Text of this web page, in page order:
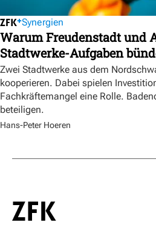
Synergien
Warum Freudenstadt und
Stadtwerke-Aufgaben
Zwei Stadtwerke aus dem
kooperieren. Dabei spielen
Fachkräftemangel eine Rolle.
beteiligen.
Hans-Peter Hoeren